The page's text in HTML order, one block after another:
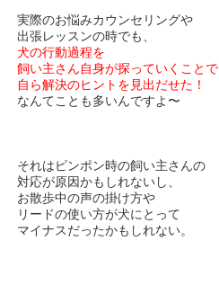
実際のお悩みカウンセリングや
出張レッスンの時でも、
犬の行動過程を
飼い主さん自身が探っていくことで
自ら解決のヒントを 見出だせた！
なんてことも多いんですよ〜
それはピンポン時の飼い主さんの
対応が原因かもしれないし、
お散歩中の声の掛け方や
リードの使い方が犬にとって
マイナスだったかもしれない。